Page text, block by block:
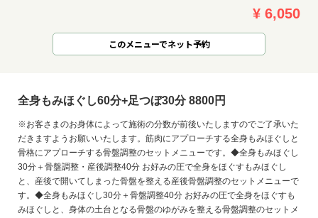
¥ 6,050
このメニューでネット予約
全身もみほぐし60分+足つぼ30分 8800円
※お客さまのお身体によって施術の分数が前後いたしますのでご了承いた
だきますようお願いいたします。筋肉にアプローチする全身もみほぐしと
骨格にアプローチする骨盤調整のセットメニューです。◆全身もみほぐし
30分＋骨盤調整・産後調整40分 お好みの圧で全身をほぐすもみほぐし
と、産後で開いてしまった骨盤を整える産後骨盤調整のセットメニューで
す。◆全身もみほぐし30分＋骨盤調整40分 お好みの圧で全身をほぐすも
みほぐしと、身体の土台となる骨盤のゆがみを整える骨盤調整のセットメ